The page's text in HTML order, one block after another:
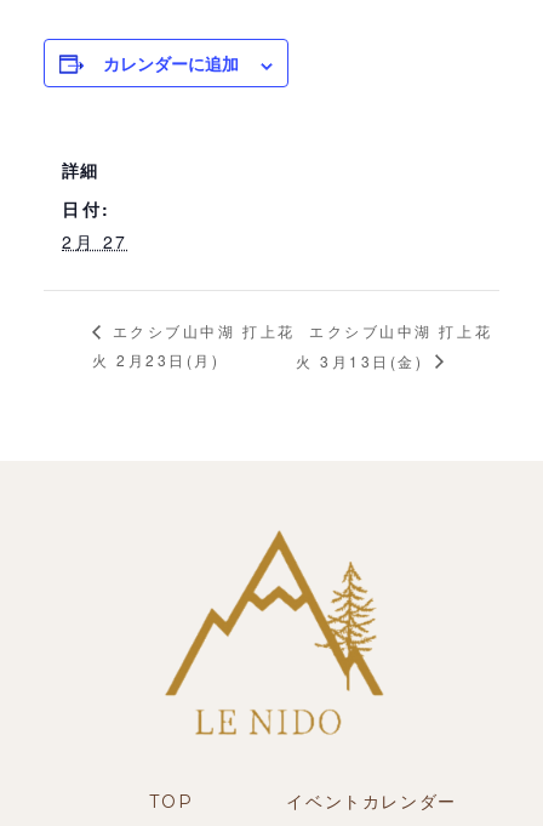
カレンダーに追加
詳細
日付:
2月 27
エクシブ山中湖 打上花
火 2月23日(月)
エクシブ山中湖 打上花
火 3月13日(金)
TOP イベントカレンダー